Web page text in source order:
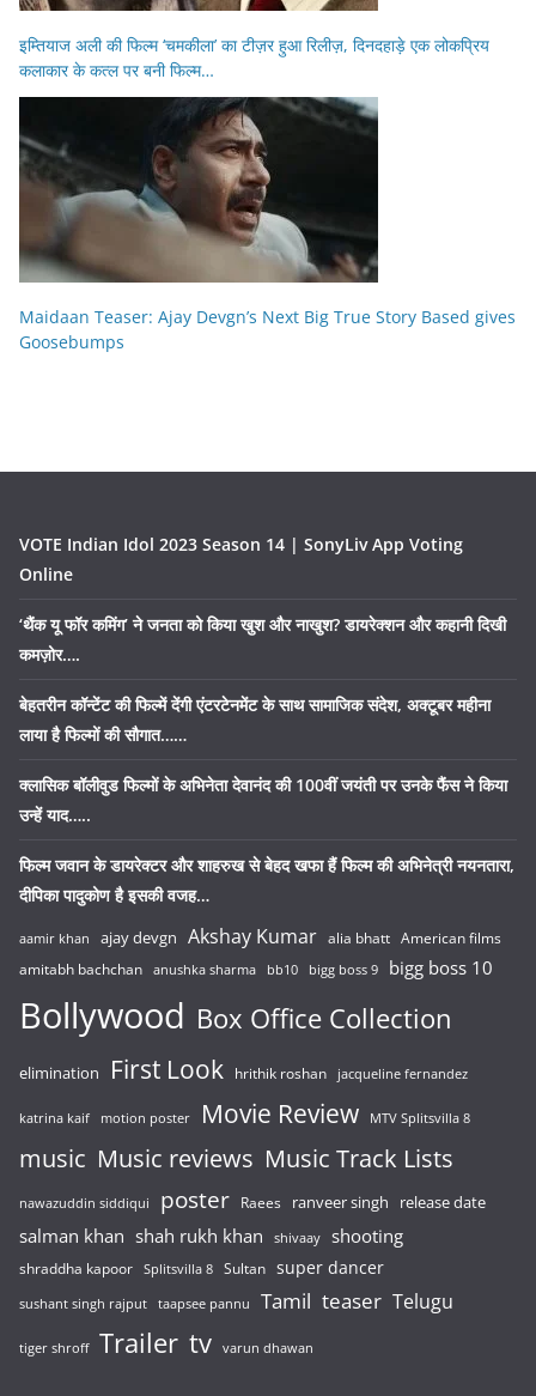
इम्तियाज अली की फिल्म ‘चमकीला’ का टीज़र हुआ रिलीज़, दिनदहाड़े एक लोकप्रिय
कलाकार के कत्ल पर बनी फिल्म…
Maidaan Teaser: Ajay Devgn’s Next Big True Story Based gives
Goosebumps
VOTE Indian Idol 2023 Season 14 | SonyLiv App Voting
Online
‘थैंक यू फॉर कमिंग’ ने जनता को किया खुश और नाखुश? डायरेक्शन और कहानी दिखी
कमज़ोर….
बेहतरीन कॉन्टेंट की फिल्में देंगी एंटरटेनमेंट के साथ सामाजिक संदेश, अक्टूबर महीना
लाया है फिल्मों की सौगात……
क्लासिक बॉलीवुड फिल्मों के अभिनेता देवानंद की 100वीं जयंती पर उनके फैंस ने किया
उन्हें याद…..
फिल्म जवान के डायरेक्टर और शाहरुख से बेहद खफा हैं फिल्म की अभिनेत्री नयनतारा,
दीपिका पादुकोण है इसकी वजह…
aamir khan ajay devgn Akshay Kumar alia bhatt American films
amitabh bachchan anushka sharma bb10 bigg boss 9 bigg boss 10
Bollywood Box Office Collection
elimination First Look hrithik roshan jacqueline fernandez
katrina kaif motion poster Movie Review MTV Splitsvilla 8
music Music reviews Music Track Lists
nawazuddin siddiqui poster Raees ranveer singh release date
salman khan shah rukh khan shivaay shooting
shraddha kapoor Splitsvilla 8 Sultan super dancer
sushant singh rajput taapsee pannu Tamil teaser Telugu
tiger shroff Trailer tv varun dhawan